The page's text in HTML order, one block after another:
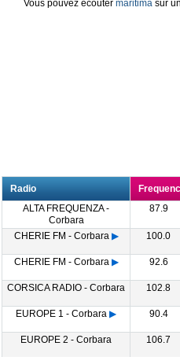
Vous pouvez écouter maritima sur
Radio
ALTA FREQUENZA -
Corbara
87.9
CHERIE FM - Corbara ▶ 100.0
CHERIE FM - Corbara ▶ 92.6
CORSICA RADIO - Corbara 102.8
EUROPE 1 - Corbara ▶ 90.4
EUROPE 2 - Corbara 106.7